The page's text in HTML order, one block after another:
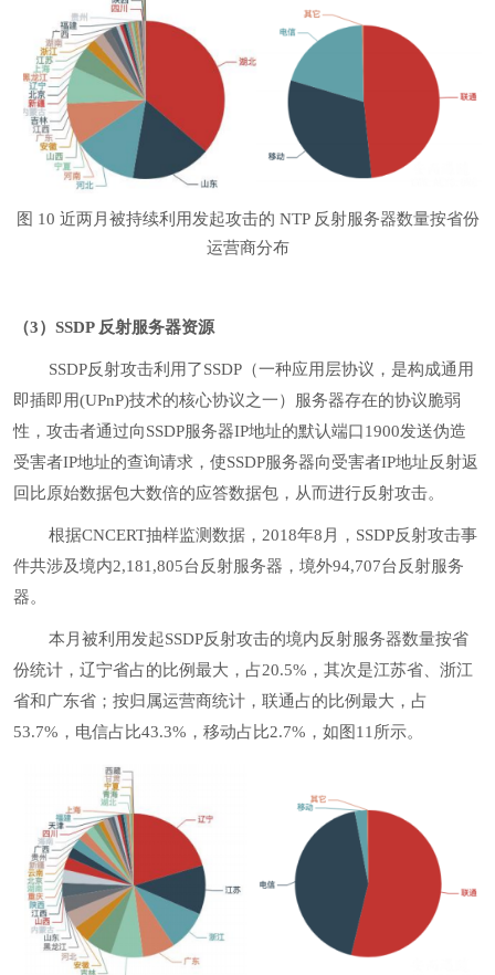
图 10 近两月被持续利用发起攻击的 NTP 反射服务器数量按省份
运营商分布
（3）SSDP 反射服务器资源
SSDP反射攻击利用了SSDP（一种应用层协议，是构成通用
即插即用(UPnP)技术的核心协议之一）服务器存在的协议脆弱
性，攻击者通过向SSDP服务器IP地址的默认端口1900发送伪造
受害者IP地址的查询请求，使SSDP服务器向受害者IP地址反射返
回比原始数据包大数倍的应答数据包，从而进行反射攻击。
根据CNCERT抽样监测数据，2018年8月，SSDP反射攻击事
件共涉及境内2,181,805台反射服务器，境外94,707台反射服务
器。
本月被利用发起SSDP反射攻击的境内反射服务器数量按省
份统计，辽宁省占的比例最大，占20.5%，其次是江苏省、浙江
省和广东省；按归属运营商统计，联通占的比例最大，占
53.7%，电信占比43.3%，移动占比2.7%，如图11所示。